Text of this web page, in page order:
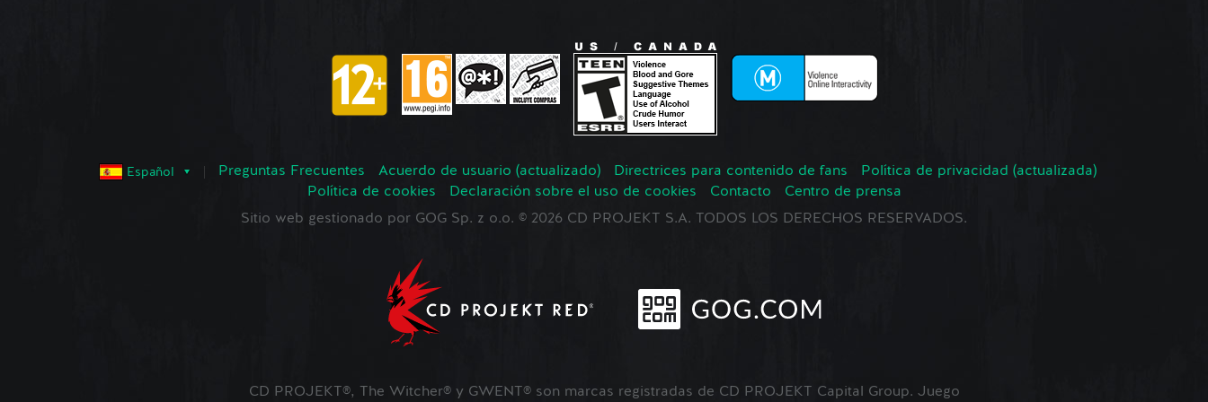
Español Preguntas Frecuentes Acuerdo de usuario (actualizado) Directrices para contenido de fans
Política de privacidad (actualizada)
Política de cookies
Declaración sobre el uso de cookies Contacto
Centro de prensa
Sitio web gestionado por GOG Sp. z o.o. © 2026 CD PROJEKT S.A. TODOS LOS DERECHOS RESERVADOS.
CD PROJEKT®, The Witcher® y GWENT® son marcas registradas de CD PROJEKT Capital Group. Juego